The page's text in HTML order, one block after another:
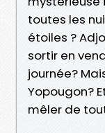
toutes les
étoiles ?
sortir en
journée?
Yopougon?
mêler de